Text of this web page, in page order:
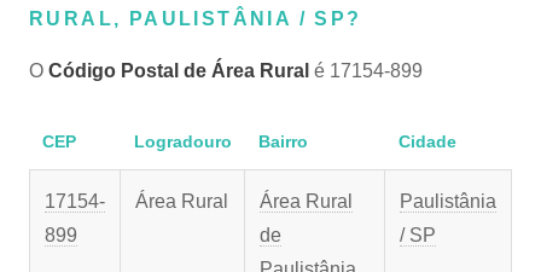
RURAL, PAULISTÂNIA / SP?
O Código Postal de Área Rural é 17154-899
CEP Logradouro Bairro Cidade
17154-
899
Área Rural
Área Rural
de
Paulistânia
/ SP